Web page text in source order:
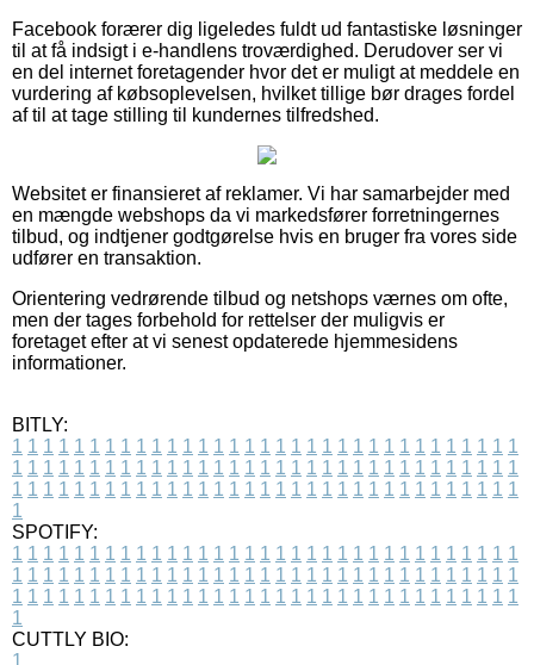
Facebook forærer dig ligeledes fuldt ud fantastiske løsninger
til at få indsigt i e-handlens troværdighed. Derudover ser vi
en del internet foretagender hvor det er muligt at meddele en
vurdering af købsoplevelsen, hvilket tillige bør drages fordel
af til at tage stilling til kundernes tilfredshed.
Websitet er finansieret af reklamer. Vi har samarbejder med
en mængde webshops da vi markedsfører forretningernes
tilbud, og indtjener godtgørelse hvis en bruger fra vores side
udfører en transaktion.
Orientering vedrørende tilbud og netshops værnes om ofte,
men der tages forbehold for rettelser der muligvis er
foretaget efter at vi senest opdaterede hjemmesidens
informationer.
BITLY:
1 1 1 1 1 1 1 1 1 1 1 1 1 1 1 1 1 1 1 1 1 1 1 1 1 1 1 1 1 1 1 1 1
1 1 1 1 1 1 1 1 1 1 1 1 1 1 1 1 1 1 1 1 1 1 1 1 1 1 1 1 1 1 1 1 1
1 1 1 1 1 1 1 1 1 1 1 1 1 1 1 1 1 1 1 1 1 1 1 1 1 1 1 1 1 1 1 1 1
1
SPOTIFY:
1 1 1 1 1 1 1 1 1 1 1 1 1 1 1 1 1 1 1 1 1 1 1 1 1 1 1 1 1 1 1 1 1
1 1 1 1 1 1 1 1 1 1 1 1 1 1 1 1 1 1 1 1 1 1 1 1 1 1 1 1 1 1 1 1 1
1 1 1 1 1 1 1 1 1 1 1 1 1 1 1 1 1 1 1 1 1 1 1 1 1 1 1 1 1 1 1 1 1
1
CUTTLY BIO:
1